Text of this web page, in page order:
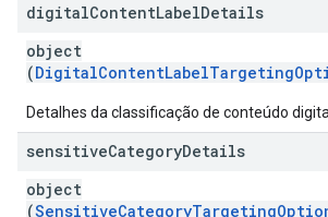
digitalContentLabelDetails
object
(
Detalhes da classificação de conteúdo digital.
sensitiveCategoryDetails
object
(